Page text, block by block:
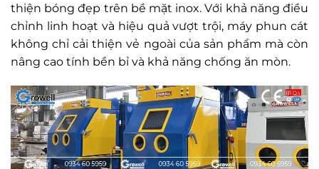
thiện bóng đẹp trên bề mặt inox. Với khả năng điều
chỉnh linh hoạt và hiệu quả vượt trội, máy phun cát
không chỉ cải thiện vẻ ngoài của sản phẩm mà còn
nâng cao tính bền bỉ và khả năng chống ăn mòn.